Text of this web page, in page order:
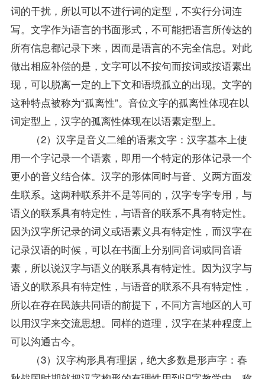
词的干扰，所以可以不进行词的定型，不实行分词连
写。文字作为语言的书面形式，不可能把语言所传达的
所有信息都记录下来，因而是语言的不完全信息。对此
做出相应补偿的是，文字可以不按句而按词或按语素出
现，可以脱离一定的上下文和语境孤立的出现。文字的
这种特点被称为“孤离性”。音位文字的孤离性体现在以
词定型上，汉字的孤离性体现在以语素定型上。
（2）汉字是音义二维的语素文字：汉字基本上使
用一个字记录一个语素，即用一个特定的形体记录一个
更小的音义结合体。汉字的形体同时与音、义两方面发
生联系。这两种联系并不是等同的，汉字专字专用，与
语义的联系具有特定性，与语音的联系不具有特定性。
因为汉字所记录的词义或语素义具有特定性，而汉字在
记录汉语的时候，可以在书面上分别同音词或同音语
素，所以说汉字与语义的联系具有特定性。因为汉字与
语义的联系具有特定性，与语音的联系不具有特定性，
所以在存在民族共同语的前提下，不同方言地区的人可
以用汉字来交流思想。同样的道理，汉字在某种程度上
可以沟通古今。
（3）汉字构形具有理据，绝大多数是形声字：春